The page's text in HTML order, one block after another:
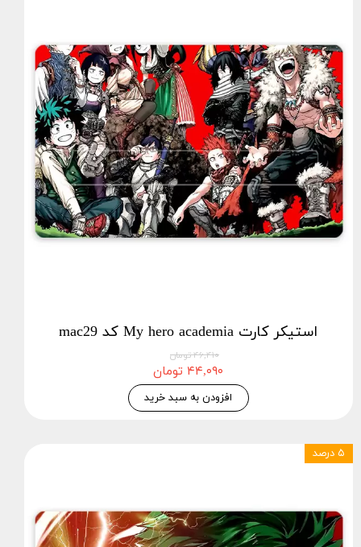
استیکر کارت My hero academia کد mac29
۴۶,۴۱۰ تومان
۴۴,۰۹۰ تومان
افزودن به سبد خرید
۵ درصد